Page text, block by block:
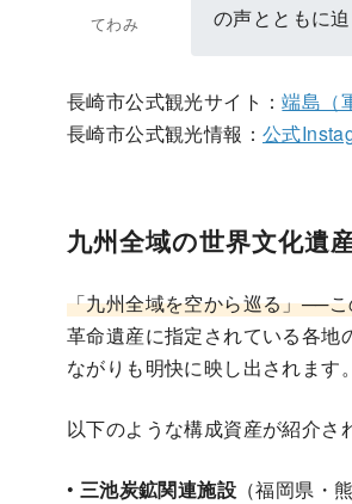
てわみ
の声とともに
長崎市公式観光サイト：端島（
長崎市公式観光情報： 公式
九州全域の世界文化遺
「九州全域を空から巡る」──
革命遺産に指定されている各地
ながりも明快に映し出されます。
以下のような構成資産が紹介さ
• 三池炭鉱関連施設 （福岡県・